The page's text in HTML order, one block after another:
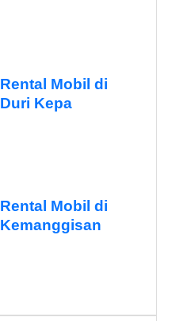
Rental Mobil di
Duri Kepa
Rental Mobil di
Kemanggisan